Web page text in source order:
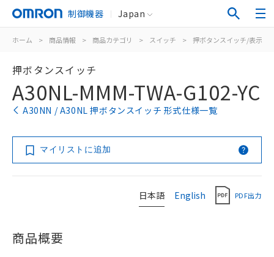
制御機器 Japan
ホーム > 商品情報 > 商品カテゴリ > スイッチ > 押ボタンスイッチ/表示灯
押ボタンスイッチ
A30NL-MMM-TWA-G102-YC
A30NN / A30NL 押ボタンスイッチ 形式仕様一覧
マイリストに追加
日本語 English PDF出力
商品概要